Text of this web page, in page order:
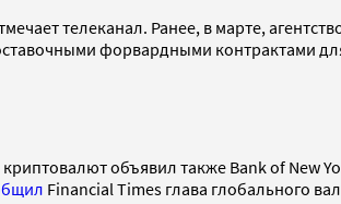
телеканал. Ранее, в марте,
форвардными контрактами
объявил также Bank of New
Financial Times глава глобального